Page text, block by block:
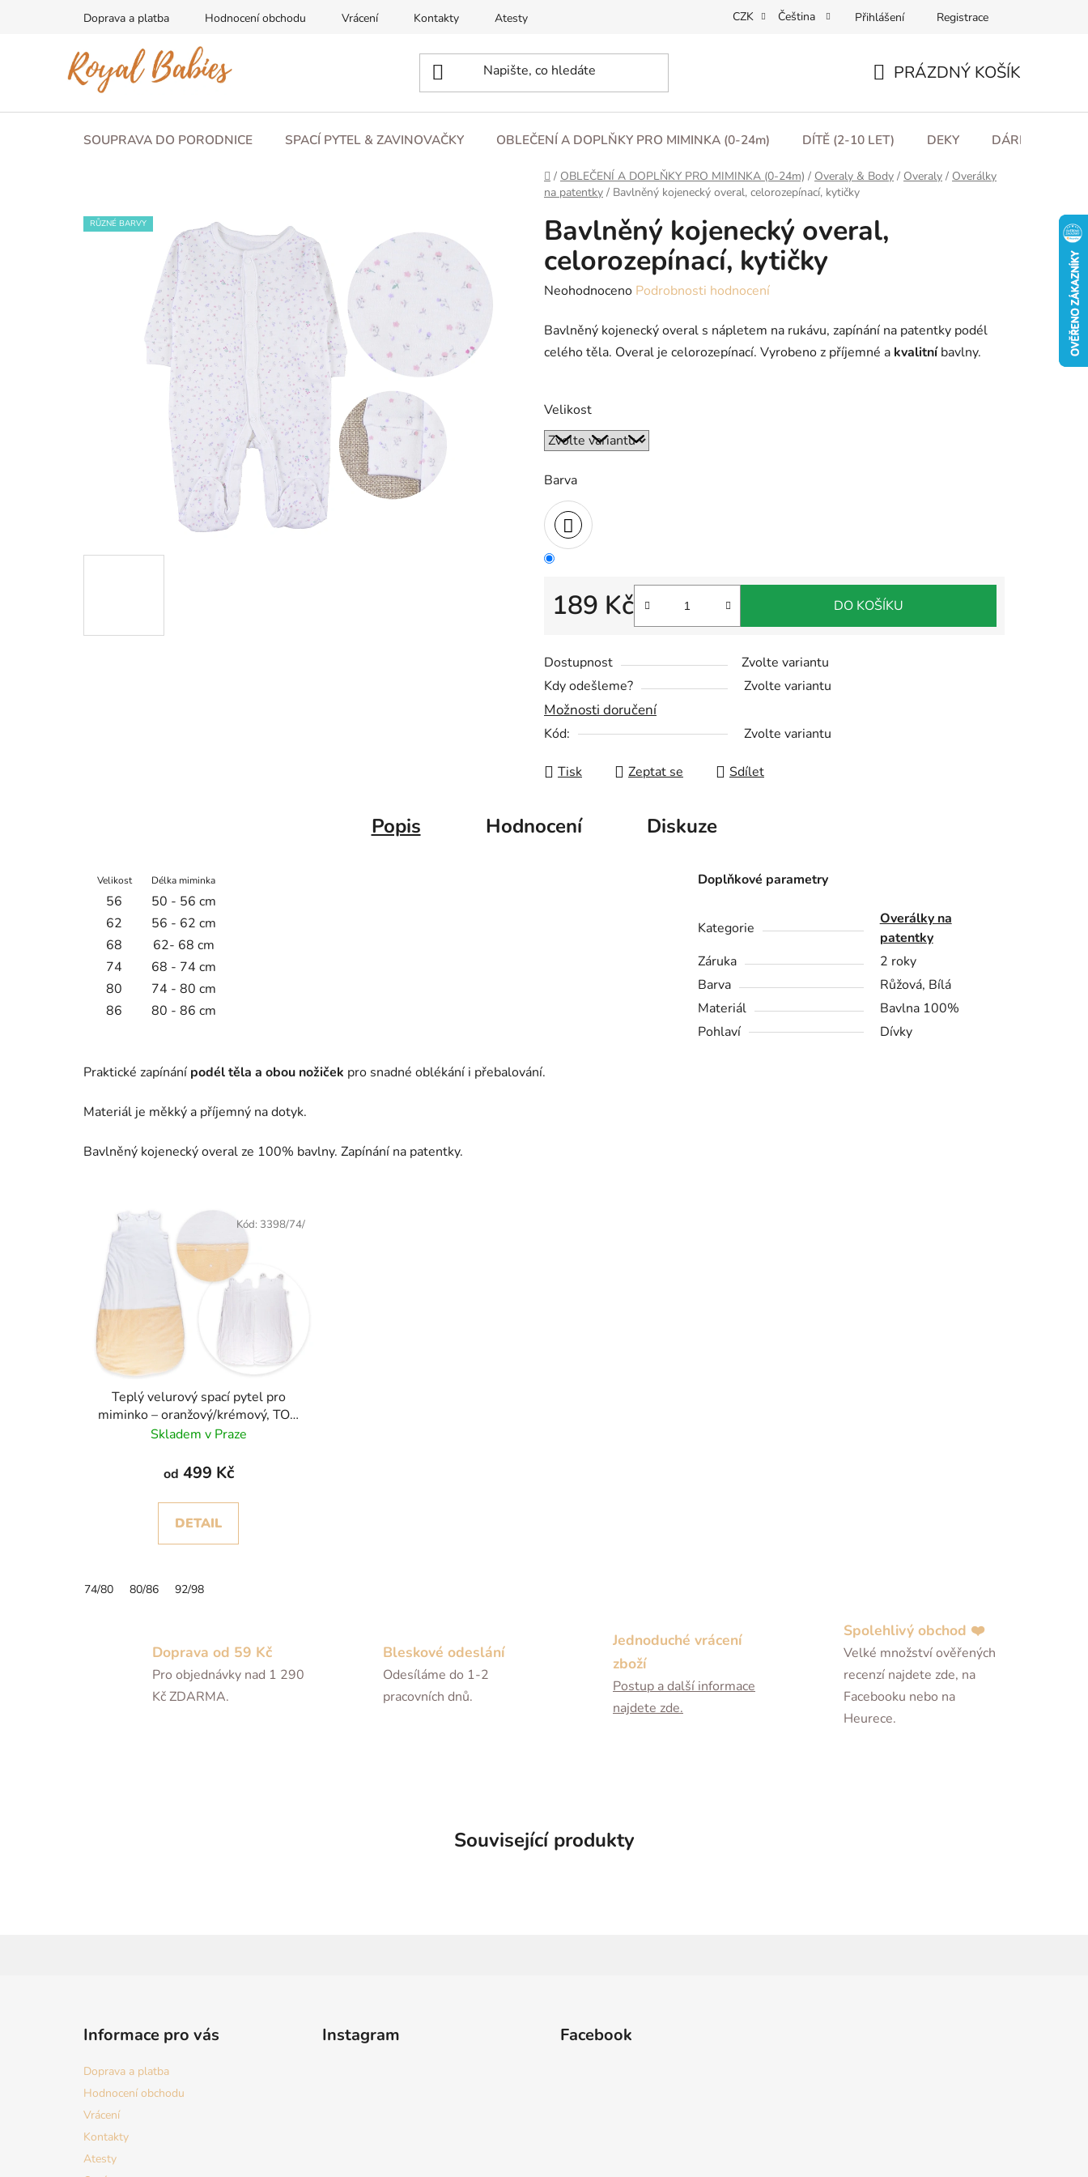
Doprava a platba Hodnocení obchodu Vrácení Kontakty Atesty Obchodní podmínky Podmínky ochrany osobních údajů
CZK Čeština Přihlášení Registrace
KOŠÍK
PRÁZDNÝ KOŠÍK
SOUPRAVA DO PORODNICE SPACÍ PYTEL & ZAVINOVAČKY OBLEČENÍ A DOPLŇKY PRO MIMINKA (0-24m) DÍTĚ (2-10 LET) DEKY DÁRKOVÉ
Domů
/ OBLEČENÍ A DOPLŇKY PRO MIMINKA (0-24m) / Overaly & Body / Overaly / Overálky
na patentky / Bavlněný kojenecký overal, celorozepínací, kytičky
Bavlněný kojenecký overal,
celorozepínací, kytičky
Průměrné
produktu
je
hvězdiček.
Neohodnoceno Podrobnosti hodnocení
Bavlněný kojenecký overal s nápletem na rukávu, zapínání na patentky podél
celého těla. Overal je celorozepínací. Vyrobeno z příjemné a kvalitníbavlny.
Velikost
Barva
Dostupnost
Zvolte variantu
Kdy odešleme?
Zvolte variantu
Možnosti doručení
Kód: Zvolte variantu
189 Kč DO KOŠÍKU
Tisk Zeptat se Sdílet
RŮZNÉ BARVY
Doprava od 59 Kč
Pro objednávky nad 1 290
Kč ZDARMA.
Bleskové odeslání
Odesíláme do 1-2
pracovních dnů.
Jednoduché vrácení
zboží
Postup a další informace
najdete zde.
Spolehlivý obchod ❤️
Velké množství ověřených
recenzí najdete zde, na
Facebooku nebo na
Heurece.
Popis Hodnocení Diskuze
Velikost Délka miminka
56
50 - 56 cm
62
56 - 62 cm
68
62- 68 cm
74
68 - 74 cm
80
74 - 80 cm
86
80 - 86 cm
Praktické zapínání podél těla a obou nožiček pro snadné oblékání i přebalování.
Materiál je měkký a příjemný na dotyk.
Bavlněný kojenecký overal ze 100% bavlny. Zapínání na patentky.
Doplňkové parametry
Kategorie
Overálky na
patentky
Záruka
2 roky
Barva
Růžová, Bílá
Materiál
Bavlna 100%
Pohlaví
Dívky
Související produkty
Teplý velurový spací pytel pro
miminko – oranžový/krémový, TOG
3
Skladem v Praze
od 499 Kč
DETAIL
74/80 80/86 92/98
Kód: 3398/74/
Informace pro vás
Doprava a platba
Hodnocení obchodu
Vrácení
Kontakty
Atesty
Instagram Facebook